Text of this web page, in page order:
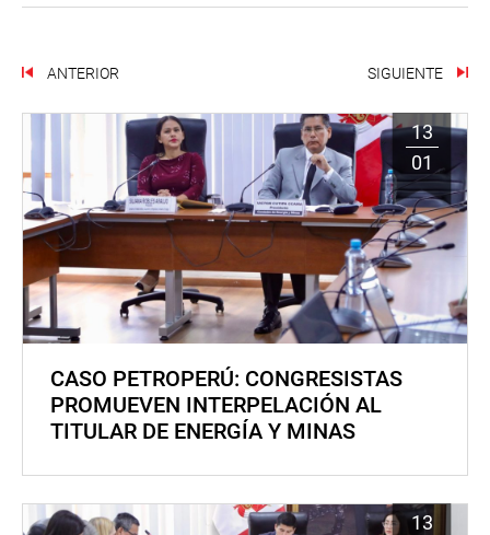
ANTERIOR SIGUIENTE
13
01
CASO PETROPERÚ: CONGRESISTAS
PROMUEVEN INTERPELACIÓN AL
TITULAR DE ENERGÍA Y MINAS
13